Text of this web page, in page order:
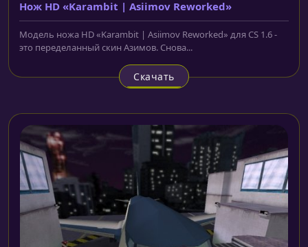
Нож HD «Karambit | Asiimov Reworked»
Модель ножа HD «Karambit | Asiimov Reworked» для CS 1.6 -
это переделанный скин Азимов. Снова...
Скачать